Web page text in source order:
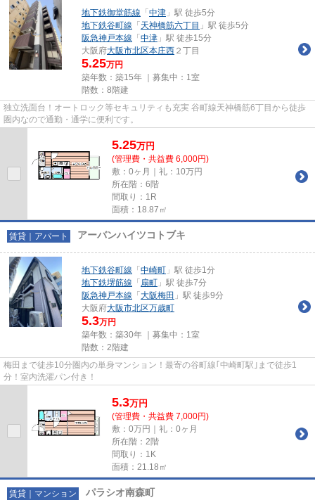
地下鉄御堂筋線 「 中津 」駅 徒歩5分
地下鉄谷町線 「 天神橋筋六丁目 」駅 徒歩5分
阪急神戸本線 「 中津 」駅 徒歩15分
大阪府大阪市北区本庄西 ２丁目
5.25万円
築年数：築15年 ｜募集中： 1室
階数：8階建
独立洗面台！オートロック等セキュリティも充実 谷町線天神橋筋6丁目から徒歩
圏内なので通勤・通学に便利です。
5.25万円
(管理費・共益費 6,000円)
敷：0ヶ月｜礼：10万円
所在階：6階
間取り：1R
面積：18.87㎡
賃貸｜アパート アーバンハイツコトブキ
地下鉄谷町線 「 中崎町 」駅 徒歩1分
地下鉄堺筋線 「 扇町 」駅 徒歩7分
阪急神戸本線 「 大阪梅田 」駅 徒歩9分
大阪府大阪市北区万歳町
5.3万円
築年数：築30年 ｜募集中： 1室
階数：2階建
梅田まで徒歩10分圏内の単身マンション！最寄の谷町線｢中崎町駅｣まで徒歩1
分！室内洗濯パン付き！
5.3万円
(管理費・共益費 7,000円)
敷：0万円｜礼：0ヶ月
所在階：2階
間取り：1K
面積：21.18㎡
賃貸｜マンション パラシオ南森町